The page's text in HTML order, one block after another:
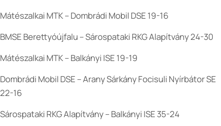
Mátészalkai MTK – Dombrádi Mobil DSE 19-16
BMSE Berettyóújfalu – Sárospataki RKG Alapítvány 24-30
Mátészalkai MTK – Balkányi ISE 19-19
Dombrádi Mobil DSE – Arany Sárkány Focisuli Nyírbátor SE
22-16
Sárospataki RKG Alapítvány – Balkányi ISE 35-24